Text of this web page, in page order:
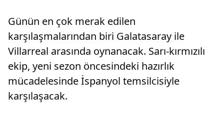
Günün en çok merak edilen
karşılaşmalarından biri Galatasaray ile
Villarreal arasında oynanacak. Sarı-kırmızılı
ekip, yeni sezon öncesindeki hazırlık
mücadelesinde İspanyol temsilcisiyle
karşılaşacak.